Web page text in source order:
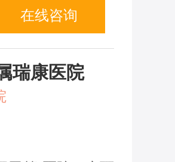
在线咨询
瑞康医院